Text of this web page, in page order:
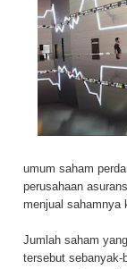
umum saham
perusahaan
menjual sahamnya
Jumlah saham
tersebut sebanyak-